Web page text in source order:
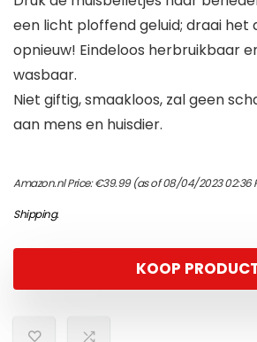
een licht ploffend geluid; draai het
opnieuw! Eindeloos herbruikbaar
wasbaar.
Niet giftig, smaakloos, zal geen
aan mens en huisdier.
Amazon.nl Price:€39.99(as of 08/04/2023 02:36
Shipping.
KOOP